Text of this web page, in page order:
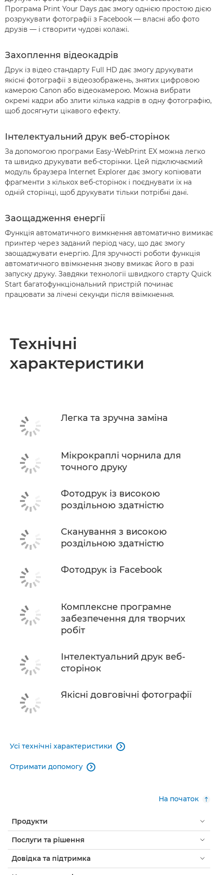
Програма Print Your Days дає змогу однією простою дією
розрукувати фотографії з Facebook — власні або фото
друзів — і створити чудові колажі.
Захоплення відеокадрів
Друк із відео стандарту Full HD дає змогу друкувати
якісні фотографії з відеозображень, знятих цифровою
камерою Canon або відеокамерою. Можна вибрати
окремі кадри або злити кілька кадрів в одну фотографію,
щоб досягнути цікавого ефекту.
Інтелектуальний друк веб-сторінок
За допомогою програми Easy-WebPrint EX можна легко
та швидко друкувати веб-сторінки. Цей підключаємий
модуль браузера Internet Explorer дає змогу копіювати
фрагменти з кількох веб-сторінок і поєднувати їх на
одній сторінці, щоб друкувати тільки потрібні дані.
Заощадження енергії
Функція автоматичного вимкнення автоматично вимикає
принтер через заданий період часу, що дає змогу
заощаджувати енергію. Для зручності роботи функція
автоматичного ввімкнення знову вмикає його в разі
запуску друку. Завдяки технології швидкого старту Quick
Start багатофункціональний пристрій починає
працювати за лічені секунди після ввімкнення.
Технічні
характеристики
Легка та зручна заміна
Мікрокраплі чорнила для
точного друку
Фотодрук із високою
роздільною здатністю
Сканування з високою
роздільною здатністю
Фотодрук із Facebook
Комплексне програмне
забезпечення для творчих
робіт
Інтелектуальний друк веб-
сторінок
Якісні довговічні фотографії
Усі технічні характеристики 
Отримати допомогу 
На початок
Продукти
Послуги та рішення
Довідка та підтримка